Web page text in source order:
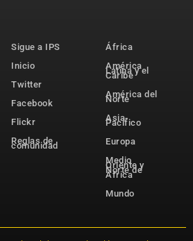
Sigue a IPS
Inicio
Twitter
Facebook
Flickr
Reglas de
comunidad
África
América
Latina y el
Caribe
América del
Norte
Asia-
Pacífico
Europa
Medio
Oriente y
Norte de
África
Mundo